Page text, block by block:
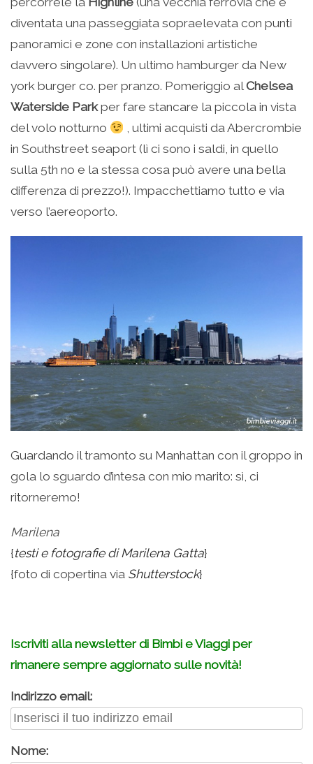
diventata una passeggiata sopraelevata con punti
panoramici e zone con installazioni artistiche
davvero singolare). Un ultimo hamburger da New
york burger co. per pranzo. Pomeriggio alChelsea
Waterside Parkper fare stancare la piccola in vista
del volo notturno
, ultimi acquisti da Abercrombie
in Southstreet seaport (lì ci sono i saldi, in quello
sulla 5th no e la stessa cosa può avere una bella
differenza di prezzo!). Impacchettiamo tutto e via
verso l’aereoporto.
Guardando il tramonto su Manhattan con il groppo in
gola lo sguardo d’intesa con mio marito: sì, ci
ritorneremo!
Marilena
{testi e fotografie di Marilena Gatta}
{foto di copertina via Shutterstock}
Iscriviti alla newsletter di Bimbi e Viaggi per
rimanere sempre aggiornato sulle novità!
Indirizzo email:
Nome: